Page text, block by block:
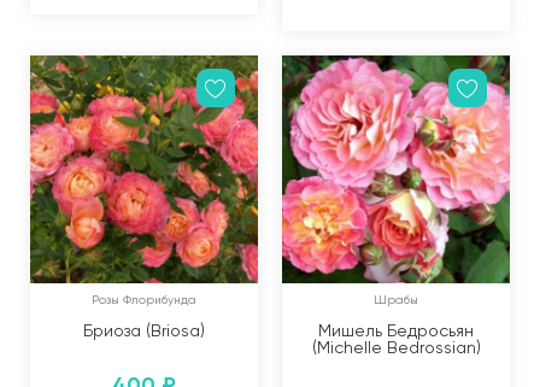
Розы Флорибунда
Бриоза (Briosa)
Шрабы
Мишель Бедросьян
(Michelle Bedrossian)